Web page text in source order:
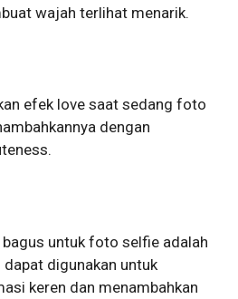
wajah terlihat menarik.
efek love saat sedang foto
dengan
untuk foto selfie adalah
dapat digunakan untuk
keren dan menambahkan